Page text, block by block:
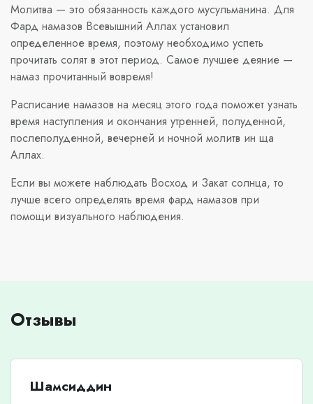
Молитва — это обязанность каждого мусульманина. Для
Фард намазов Всевышний Аллах установил
определенное время, поэтому необходимо успеть
прочитать солят в этот период. Самое лучшее деяние —
намаз прочитанный вовремя!
Расписание намазов на месяц этого года поможет узнать
время наступления и окончания утренней, полуденной,
послеполуденной, вечерней и ночной молитв ин ща
Аллах.
Если вы можете наблюдать Восход и Закат солнца, то
лучше всего определять время фард намазов при
помощи визуального наблюдения.
Отзывы
Шамсиддин